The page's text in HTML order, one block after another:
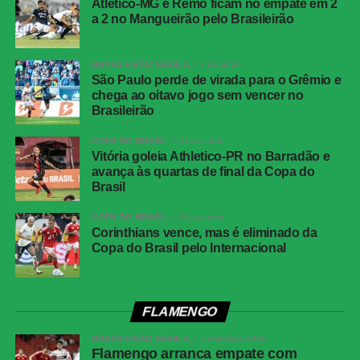
cruzamento na direção da segunda trave. Ignácio
apareceu livre e cabeceou no canto. A bola ainda bateu
na trave antes de entrar, deixando o placar igualado.
O Botafogo teve uma boa oportunidade de retomar a
vantagem pouco depois. Montoro encontrou Villalba com
um passe de trivela, mas o atacante finalizou fraco,
facilitando a defesa de Fábio.
O Fluminense também ficou perto da virada aos 21
minutos. Nonato recebeu livre dentro da área e bateu
forte, mas Warleson fez uma defesa inusitada com a
cabeça e evitou o segundo gol tricolor.
Na reta final, os dois goleiros voltaram a trabalhar. Aos 25
força da entrada da área, obrigando Fábio a fazer uma
rasteiro e Montoro tentou de fora da área, mas o goleiro
Atlético-MG e Remo ficam no empate em 2
a 2 no Mangueirão pelo Brasileirão
BRASILEIRÃO SÉRIE A 1 dia atrás
São Paulo perde de virada para o Grêmio e
chega ao oitavo jogo sem vencer no
Brasileirão
COPA DO BRASIL 3 dias atrás
Vitória goleia Athletico-PR no Barradão e
avança às quartas de final da Copa do
Brasil
COPA DO BRASIL 3 dias atrás
Corinthians vence, mas é eliminado da
Copa do Brasil pelo Internacional
FLAMENGO
BRASILEIRÃO SÉRIE A 2 semanas atrás
Flamengo arranca empate com